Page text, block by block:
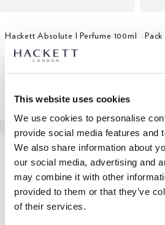
This website uses cookies
We use cookies to personalise
provide social media features and
We also share information about
our social media, advertising and
may combine it with other
provided to them or that they’ve
of their services.
Hackett Absolute | Perfume 100ml
Etiqueta De Equipaje En Piel